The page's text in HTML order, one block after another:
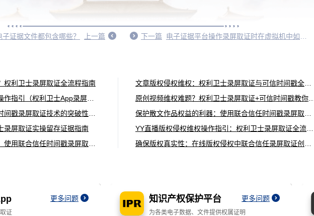
子证据文件都包含哪些？ 上一篇 下一篇 电子证据平台操作录屏取证时在虚拟机中如何输入大写字母？
权利卫士录屏取证全流程指南
文章版权侵权维权：权利卫士录屏取证与可信时间戳全流程
微信视频号虚假宣传取证操作指引（权利卫士App录屏取证版）
原创视频维权难题？权利卫士录屏取证+
法律证据革新：联合信任时间戳录屏取证技术的突破性应用
保护散文作品权益的利器：使用联合信任时间戳录屏取证固化证据
录屏取证实操留存证据指南
YY直播版权侵权维权操作指引：权利卫士录屏取证全流程指南
保护字体设计权益的利器：使用联合信任时间戳录屏取证固化证据
确保版权真实性：在线版权侵权中联合信任录屏取证创新应用
更多问题
证
知识产权保护平台 更多问题
为各类电子数据、文件提供权属证明